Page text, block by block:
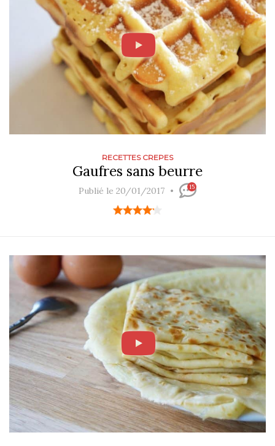
RECETTES CREPES
Gaufres sans beurre
Publié le 20/01/2017 15